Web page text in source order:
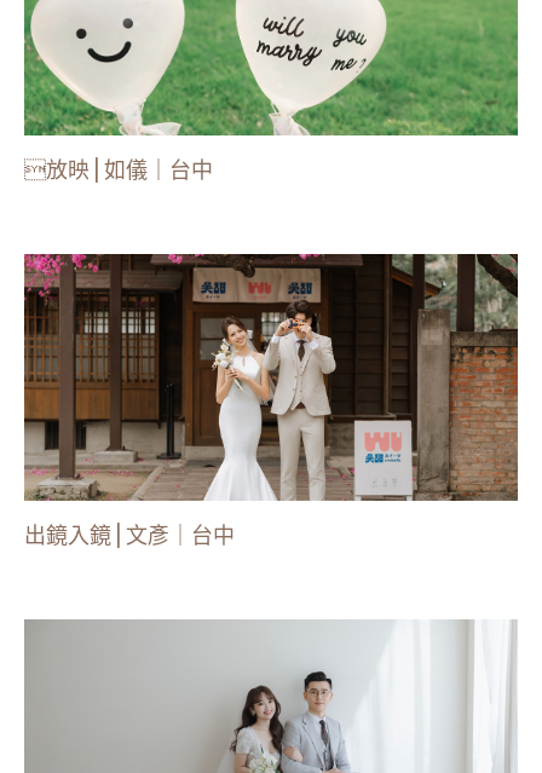
放映 | 如儀｜台中
出鏡入鏡 | 文彥｜台中